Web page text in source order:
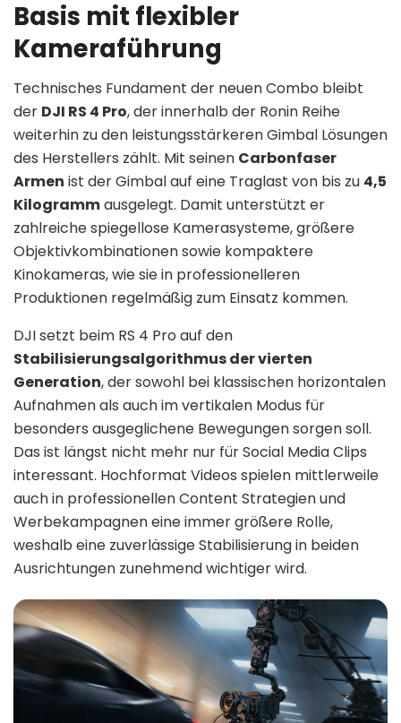
Basis mit flexibler
Kameraführung
Technisches Fundament der neuen Combo bleibt
der DJI RS 4 Pro, der innerhalb der Ronin Reihe
weiterhin zu den leistungsstärkeren Gimbal Lösungen
des Herstellers zählt. Mit seinen Carbonfaser
Armen ist der Gimbal auf eine Traglast von bis zu 4,5
Kilogrammausgelegt. Damit unterstützt er
zahlreiche spiegellose Kamerasysteme, größere
Objektivkombinationen sowie kompaktere
Kinokameras, wie sie in professionelleren
Produktionen regelmäßig zum Einsatz kommen.
DJI setzt beim RS 4 Pro auf den
Stabilisierungsalgorithmus der vierten
Generation, der sowohl bei klassischen horizontalen
Aufnahmen als auch im vertikalen Modus für
besonders ausgeglichene Bewegungen sorgen soll.
Das ist längst nicht mehr nur für Social Media Clips
interessant. Hochformat Videos spielen mittlerweile
auch in professionellen Content Strategien und
Werbekampagnen eine immer größere Rolle,
weshalb eine zuverlässige Stabilisierung in beiden
Ausrichtungen zunehmend wichtiger wird.